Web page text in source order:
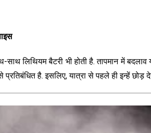
लिथियम बैटरी भी होती है. तापमान में
है. इसलिए, यात्रा से पहले ही इन्हें छोड़